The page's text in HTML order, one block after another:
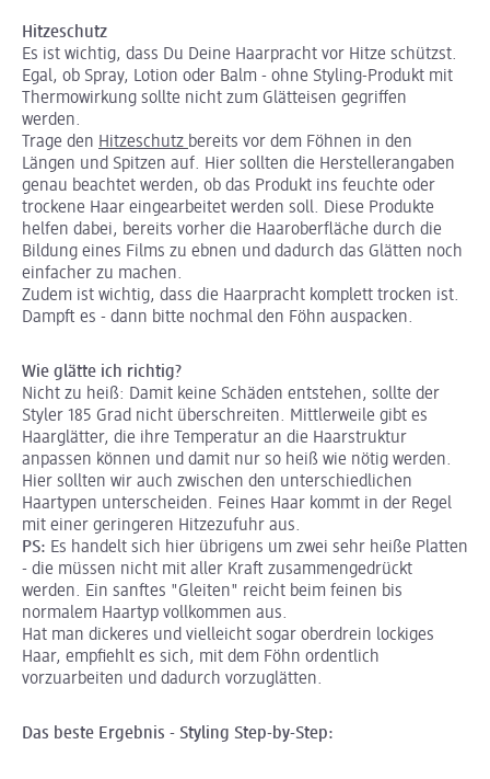
Hitzeschutz
Es ist wichtig, dass Du Deine Haarpracht vor Hitze schützst.
Egal, ob Spray, Lotion oder Balm - ohne Styling-Produkt mit
Thermowirkung sollte nicht zum Glätteisen gegriffen
werden.
Trage den Hitzeschutz bereits vor dem Föhnen in den
Längen und Spitzen auf. Hier sollten die Herstellerangaben
genau beachtet werden, ob das Produkt ins feuchte oder
trockene Haar eingearbeitet werden soll. Diese Produkte
helfen dabei, bereits vorher die Haaroberfläche durch die
Bildung eines Films zu ebnen und dadurch das Glätten noch
einfacher zu machen.
Zudem ist wichtig, dass die Haarpracht komplett trocken ist.
Dampft es - dann bitte nochmal den Föhn auspacken.
Wie glätte ich richtig?
Nicht zu heiß: Damit keine Schäden entstehen, sollte der
Styler 185 Grad nicht überschreiten. Mittlerweile gibt es
Haarglätter, die ihre Temperatur an die Haarstruktur
anpassen können und damit nur so heiß wie nötig werden.
Hier sollten wir auch zwischen den unterschiedlichen
Haartypen unterscheiden. Feines Haar kommt in der Regel
mit einer geringeren Hitzezufuhr aus.
PS: Es handelt sich hier übrigens um zwei sehr heiße Platten
- die müssen nicht mit aller Kraft zusammengedrückt
werden. Ein sanftes "Gleiten" reicht beim feinen bis
normalem Haartyp vollkommen aus.
Hat man dickeres und vielleicht sogar oberdrein lockiges
Haar, empfiehlt es sich, mit dem Föhn ordentlich
vorzuarbeiten und dadurch vorzuglätten.
Das beste Ergebnis - Styling Step-by-Step: